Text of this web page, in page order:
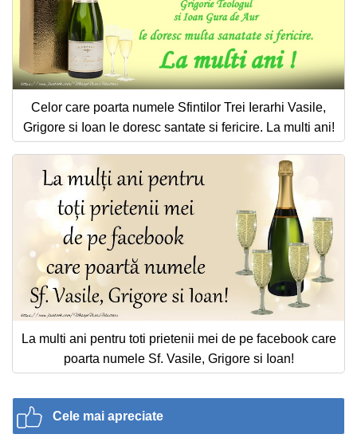
Celor care poarta numele Sfintilor Trei Ierarhi Vasile,
Grigore si Ioan le doresc santate si fericire. La multi ani!
La multi ani pentru toti prietenii mei de pe facebook care
poarta numele Sf. Vasile, Grigore si Ioan!
Cele mai apreciate